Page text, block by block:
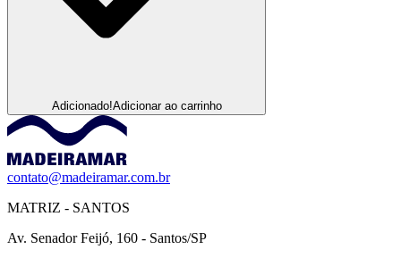
Adicionado!Adicionar ao carrinho
contato@madeiramar.com.br
MATRIZ - SANTOS
Av. Senador Feijó, 160 - Santos/SP